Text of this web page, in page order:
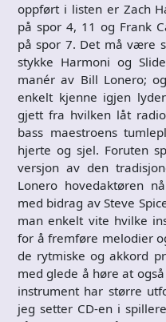
oppført i listen er Zach
på spor 4, 11 og Frank
på spor 7. Det må være
stykke Harmoni og
manér av Bill Lonero;
enkelt kjenne igjen
gjett fra hvilken låt
bass maestroens
hjerte og sjel. Foruten
versjon av den
Lonero hovedaktøren
med bidrag av Steve
man enkelt vite hvilke
for å fremføre melodier
de rytmiske og akkord
med glede å høre at
instrument har større
jeg setter CD-en i